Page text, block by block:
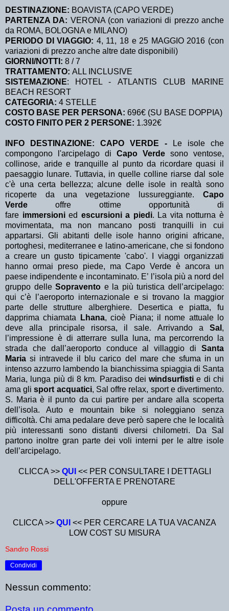
DESTINAZIONE: BOAVISTA (CAPO VERDE)
PARTENZA DA: VERONA (con variazioni di prezzo anche
da ROMA, BOLOGNA e MILANO)
PERIODO DI VIAGGIO: 4, 11, 18 e 25 MAGGIO 2016 (con
variazioni di prezzo anche altre date disponibili)
GIORNI/NOTTI: 8 / 7
TRATTAMENTO: ALL INCLUSIVE
SISTEMAZIONE: HOTEL - ATLANTIS CLUB MARINE
BEACH RESORT
CATEGORIA: 4 STELLE
COSTO BASE PER PERSONA: 696€ (SU BASE DOPPIA)
COSTO FINITO PER 2 PERSONE: 1.392€
INFO DESTINAZIONE: CAPO VERDE -
Le isole che
compongono l'arcipelago di Capo Verde sono ventose,
collinose, aride e tranquille al punto da ricordare quasi il
paesaggio lunare. Tuttavia, in quelle colline riarse dal sole
c'è una certa bellezza; alcune delle isole in realtà sono
ricoperte da una vegetazione lussureggiante. Capo
Verde offre ottime opportunità di
fare immersionied escursioni a piedi. La vita notturna è
movimentata, ma non mancano posti tranquilli in cui
appartarsi. Gli abitanti delle isole hanno origini africane,
portoghesi, mediterranee e latino-americane, che si fondono
a creare un gusto tipicamente 'cabo'. I viaggi organizzati
hanno ormai preso piede, ma Capo Verde è ancora un
paese indipendente e incontaminato. E’ l’isola più a nord del
gruppo delleSopravento e la più turistica dell’arcipelago:
qui c’è l’aeroporto internazionale e si trovano la maggior
parte delle strutture alberghiere. Desertica e piatta, fu
dapprima chiamata
Lhana, cioè Piana; il nome attuale lo
deve alla principale risorsa, il sale. Arrivando a Sal ,
l’impressione è di atterrare sulla luna, ma percorrendo la
strada che dall’aeroporto conduce al villaggio di Santa
Mariasi intravede il blu carico del mare che sfuma in un
intenso azzurro lambendo la bianchissima spiaggia di Santa
Maria, lunga più di 8 km. Paradiso deiwindsurfistie di chi
ama glisport acquatici, Sal offre relax, sport e divertimento.
S. Maria è il punto da cui partire per andare alla scoperta
dell’isola. Auto e mountain bike si noleggiano senza
difficoltà. Chi ama pedalare deve però sapere che le località
più interessanti sono distanti diversi chilometri. Da Sal
partono inoltre gran parte dei voli interni per le altre isole
dell’arcipelago.
CLICCA >> QUI << PER CONSULTARE I DETTAGLI
DELL'OFFERTA E PRENOTARE
oppure
CLICCA >> QUI << PER CERCARE LA TUA VACANZA
LOW COST SU MISURA
Sandro Rossi
Condividi
Nessun commento: